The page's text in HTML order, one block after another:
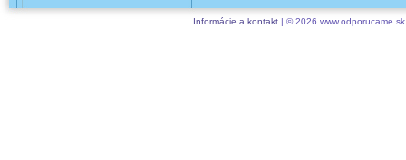
Informácie a kontakt| © 2026